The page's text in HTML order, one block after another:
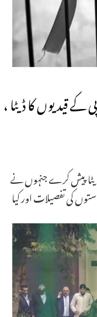
یوپی کے قیدیوں کا ڈیٹا ،
پیش کرے جنہوں نے